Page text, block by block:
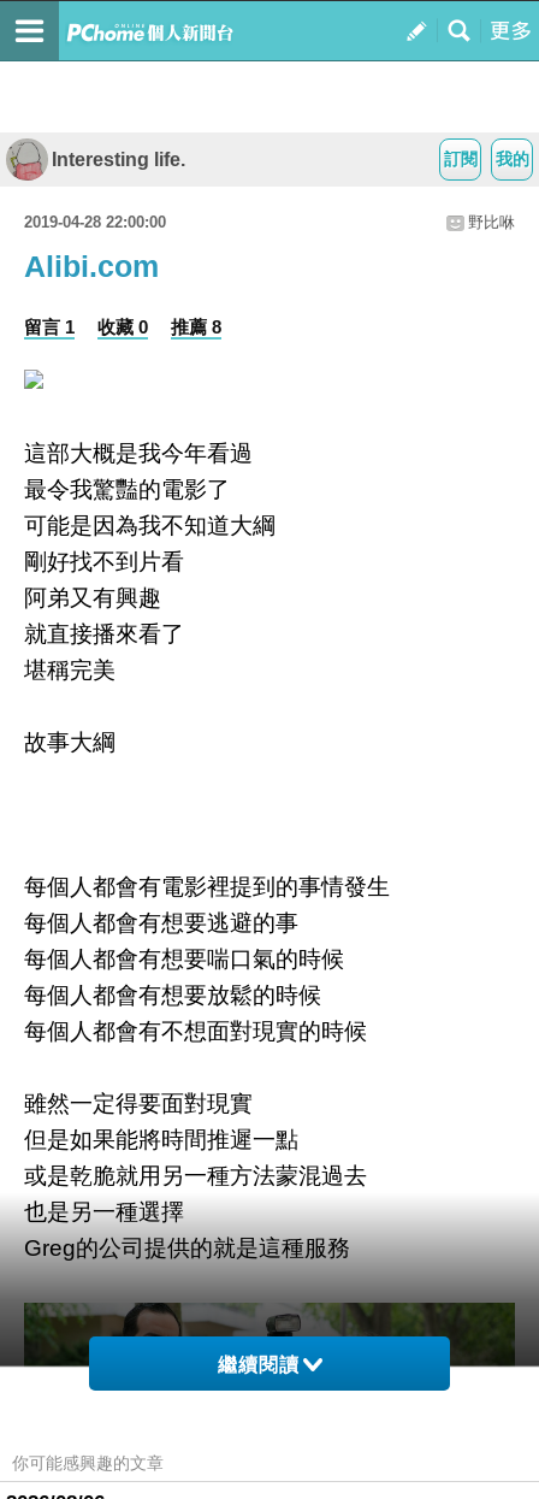
我的
訂閱
Interesting life.
2019-04-28 22:00:00 野比咻
Alibi.com
留言 1 收藏 0 推薦 8
這部大概是我今年看過
最令我驚豔的電影了
可能是因為我不知道大綱
剛好找不到片看
阿弟又有興趣
就直接播來看了
堪稱完美
故事大綱
每個人都會有電影裡提到的事情發生
每個人都會有想要逃避的事
每個人都會有想要喘口氣的時候
每個人都會有想要放鬆的時候
每個人都會有不想面對現實的時候
雖然一定得要面對現實
但是如果能將時間推遲一點
或是乾脆就用另一種方法蒙混過去
也是另一種選擇
Greg的公司提供的就是這種服務
繼續閱讀
你可能感興趣的文章